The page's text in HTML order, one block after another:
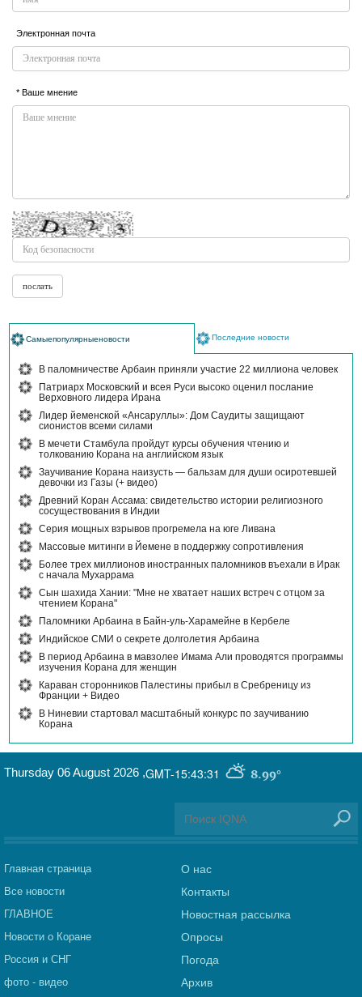
Электронная почта
* Ваше мнение
Самыепопулярныеновости Последние новости
В паломничестве Арбаин приняли участие 22 миллиона человек
Патриарх Московский и всея Руси высоко оценил послание
Верховного лидера Ирана
Лидер йеменской «Ансаруллы»: Дом Саудиты защищают
сионистов всеми силами
В мечети Стамбула пройдут курсы обучения чтению и
толкованию Корана на английском язык
Заучивание Корана наизусть — бальзам для души осиротевшей
девочки из Газы (+ видео)
Древний Коран Ассама: свидетельство истории религиозного
сосуществования в Индии
Серия мощных взрывов прогремела на юге Ливана
Массовые митинги в Йемене в поддержку сопротивления
Более трех миллионов иностранных паломников въехали в Ирак
с начала Мухаррама
Сын шахида Хании: "Мне не хватает наших встреч с отцом за
чтением Корана"
Паломники Арбаина в Байн-уль-Харамейне в Кербеле
Индийское СМИ о секрете долголетия Арбаина
В период Арбаина в мавзолее Имама Али проводятся программы
изучения Корана для женщин
Караван сторонников Палестины прибыл в Сребреницу из
Франции + Видео
В Ниневии стартовал масштабный конкурс по заучиванию
Корана
GMT-15:43:31 8.99°
Thursday 06 August 2026 ,
Главная страница
Все новости
ГЛАВНОЕ
Новости о Коране
Россия и СНГ
фото - видео
О нас
Контакты
Новостная рассылка
Опросы
Погода
Архив